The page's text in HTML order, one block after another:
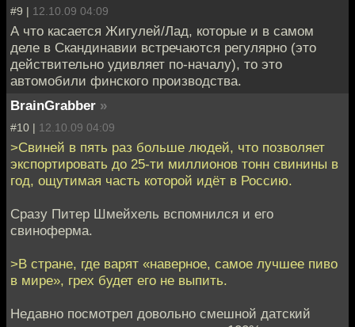
#9 | 12.10.09 04:09
А что касается Жигулей/Лад, которые и в самом
деле в Скандинавии встречаются регулярно (это
действительно удивляет по-началу), то это
автомобили финского производства.
BrainGrabber »
#10 | 12.10.09 04:09
>Свиней в пять раз больше людей, что позволяет
экспортировать до 25-ти миллионов тонн свинины в
год, ощутимая часть которой идёт в Россию.
Сразу Питер Шмейхель вспомнился и его
свиноферма.
>В стране, где варят «наверное, самое лучшее пиво
в мире», грех будет его не выпить.
Недавно посмотрел довольно смешной датский